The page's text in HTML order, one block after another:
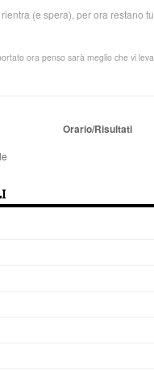
(e spera), per ora restano
ora penso sarà meglio che vi
Orario/Risultati